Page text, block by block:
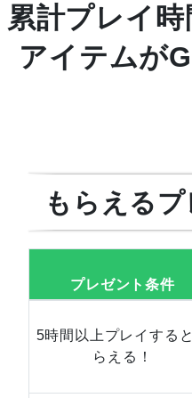
累計プレイ
アイテムが
もらえる
プレゼント条件
5時間以上プレイする
らえる！